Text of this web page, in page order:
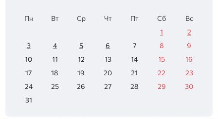
Пн Вт Ср Чт Пт Сб
Вс
1
2
3
4 5 6 7 8
9
10
11 12 13 14 15
16
17
18 19 20 21 22
23
24
25 26 27 28 29
30
31